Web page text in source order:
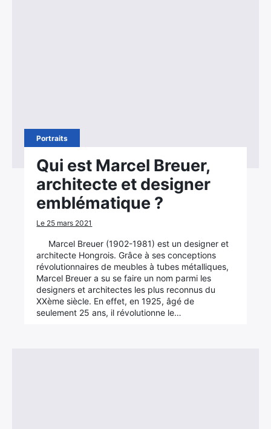
Portraits
Qui est Marcel Breuer,
architecte et designer
emblématique ?
Le 25 mars 2021
Marcel Breuer (1902-1981) est un designer et
architecte Hongrois. Grâce à ses conceptions
révolutionnaires de meubles à tubes métalliques,
Marcel Breuer a su se faire un nom parmi les
designers et architectes les plus reconnus du
XXème siècle. En effet, en 1925, âgé de
seulement 25 ans, il révolutionne le…